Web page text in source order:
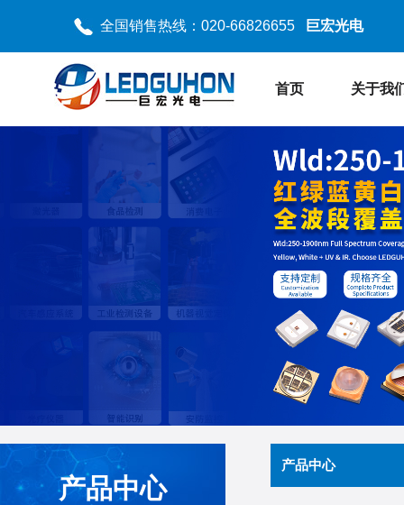
全国销售热线：020-66826655 巨宏光电
首页 关于我
产品中心
产品中心